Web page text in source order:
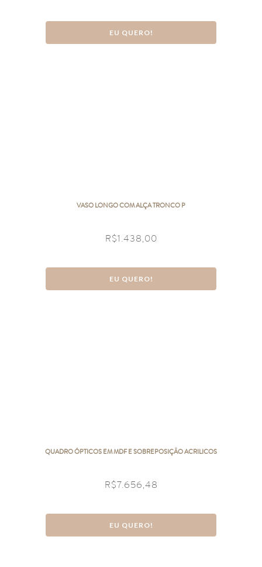
EU QUERO!
VASO LONGO COM ALÇA TRONCO P
R$1.438,00
EU QUERO!
QUADRO ÓPTICOS EM MDF E SOBREPOSIÇÃO ACRILICOS
R$7.656,48
EU QUERO!